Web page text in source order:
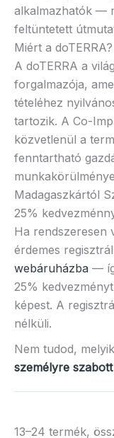
alkalmazhatók —
feltüntetett
Miért a doTERRA?
A doTERRA a
forgalmazója,
tételéhez
tartozik. A Co-
közvetlenül a
fenntartható
Madagaszkártól
25%
Ha rendszeresen
érdemes
webáruházba —
25%
képest. A
nélküli.
Nem tudod,
személyre
13–24 termék,